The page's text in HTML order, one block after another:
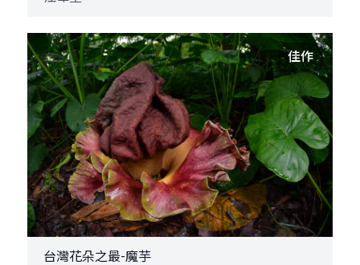
佳作
台灣花朵之最-魔芋